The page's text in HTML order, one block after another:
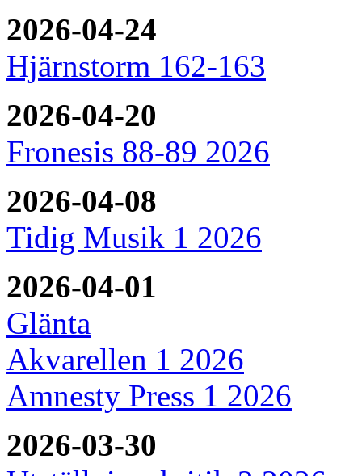
2026-04-24
Hjärnstorm 162-163
2026-04-20
Fronesis 88-89 2026
2026-04-08
Tidig Musik 1 2026
2026-04-01
Glänta
Akvarellen 1 2026
Amnesty Press 1 2026
2026-03-30